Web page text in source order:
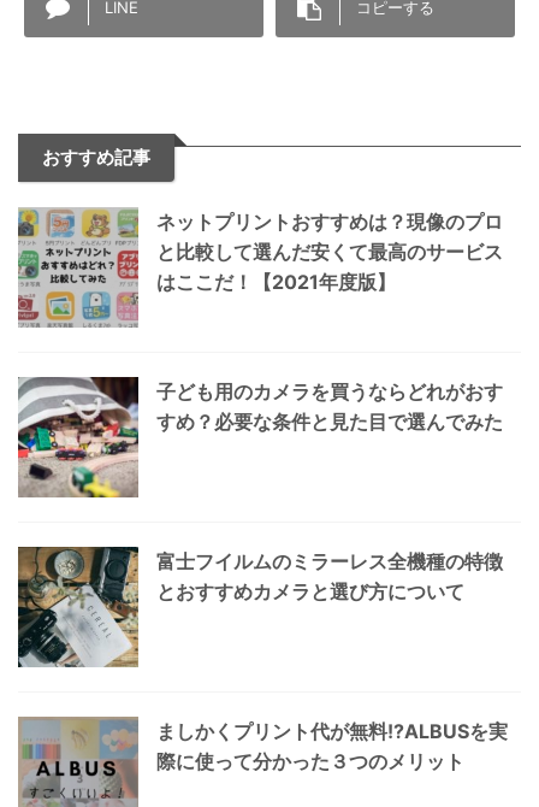
LINE コピーする
おすすめ記事
ネットプリントおすすめは？現像のプロ
と比較して選んだ安くて最高のサービス
はここだ！【2021年度版】
子ども用のカメラを買うならどれがおす
すめ？必要な条件と見た目で選んでみた
富士フイルムのミラーレス全機種の特徴
とおすすめカメラと選び方について
ましかくプリント代が無料!?ALBUSを実
際に使って分かった３つのメリット